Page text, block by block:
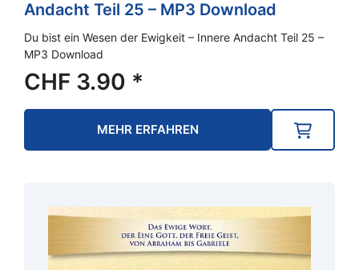
Andacht Teil 25 – MP3 Download
Du bist ein Wesen der Ewigkeit – Innere Andacht Teil 25 –
MP3 Download
CHF 3.90 *
MEHR ERFAHREN